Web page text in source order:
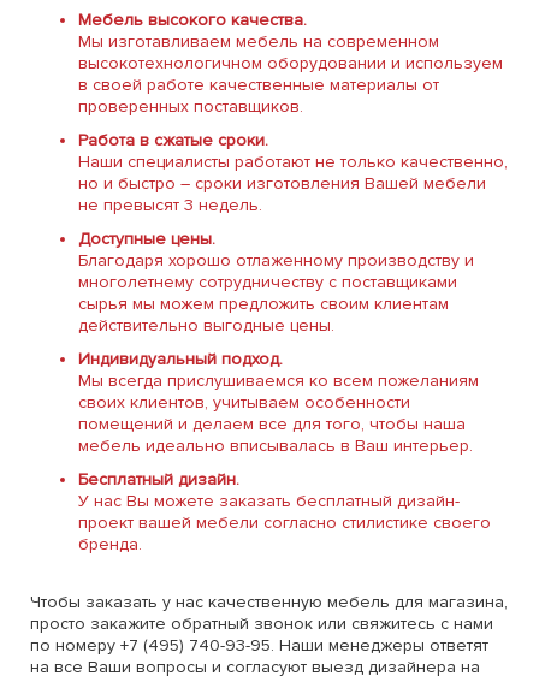
Мебель высокого качества.
Мы изготавливаем мебель на современном
высокотехнологичном оборудовании и используем
в своей работе качественные материалы от
проверенных поставщиков.
Работа в сжатые сроки.
Наши специалисты работают не только качественно,
но и быстро – сроки изготовления Вашей мебели
не превысят 3 недель.
Доступные цены.
Благодаря хорошо отлаженному производству и
многолетнему сотрудничеству с поставщиками
сырья мы можем предложить своим клиентам
действительно выгодные цены.
Индивидуальный подход.
Мы всегда прислушиваемся ко всем пожеланиям
своих клиентов, учитываем особенности
помещений и делаем все для того, чтобы наша
мебель идеально вписывалась в Ваш интерьер.
Бесплатный дизайн.
У нас Вы можете заказать бесплатный дизайн-
проект вашей мебели согласно стилистике своего
бренда.
Чтобы заказать у нас качественную мебель для магазина,
просто закажите обратный звонок или свяжитесь с нами
по номеру +7 (495) 740-93-95. Наши менеджеры ответят
на все Ваши вопросы и согласуют выезд дизайнера на